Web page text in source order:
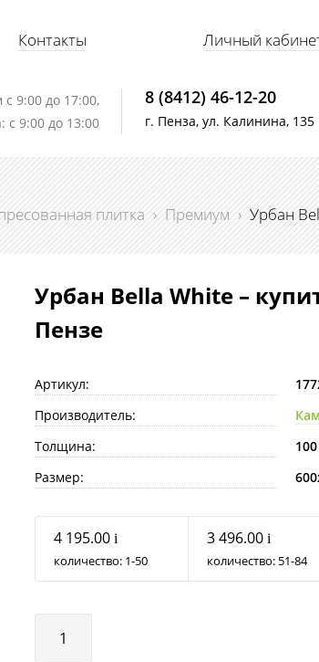
Контакты Личный
c 9:00 до 17:00,
с 9:00 до 13:00
8 (8412) 46-12-20
г. Пенза, ул. Калинина, 135
плитка › Премиум › Урбан
Урбан Bella White –
Пензе
Артикул:
Производитель:
Толщина:
Размер:
4 195.00 i
количество: 1 50
3 496.00 i
количество: 51 84